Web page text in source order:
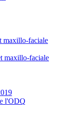
maxillo-faciale
maxillo-faciale
l'ODQ